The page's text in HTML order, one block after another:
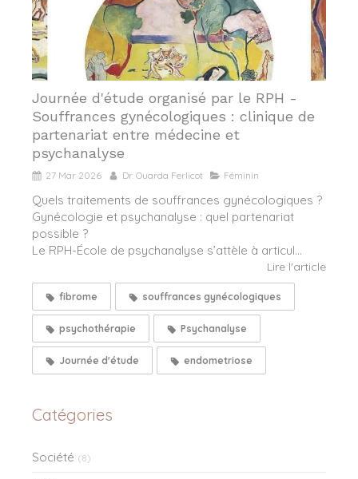
Journée d'étude organisé par le RPH -
Souffrances gynécologiques : clinique de
partenariat entre médecine et
psychanalyse
27 Mar 2026 Dr. Ouarda Ferlicot Féminin
Quels traitements de souffrances gynécologiques ?
Gynécologie et psychanalyse : quel partenariat
possible ?
Le RPH-École de psychanalyse s’attèle à articul...
Lire l'article
fibrome souffrances gynécologiques
psychothérapie Psychanalyse
Journée d'étude endometriose
Catégories
Société (8)